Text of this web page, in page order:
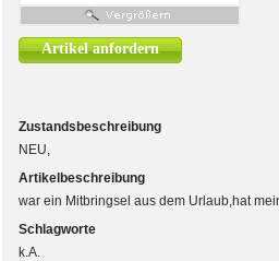
Artikel anfordern
Zustandsbeschreibung
NEU,
Artikelbeschreibung
war ein Mitbringsel aus dem Urlaub,hat
Schlagworte
k.A.